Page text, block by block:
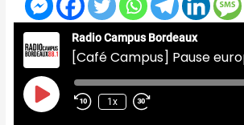
Radio Campus Bordeaux
Play
Episode
1x